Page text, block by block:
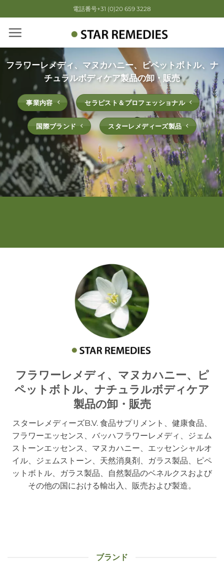
to
content
電話番号+31 (0)20 659 3228
フラワーレメディ、マヌカハニー、ピペットボトル、ナ
チュラルボディケア製品の卸・販売
事業内容 セラピスト＆プロフェッショナル
国際ブランド スターレメディーズ製品
フラワーレメディ、マヌカハニー、ピ
ペットボトル、ナチュラルボディケア
製品の卸・販売
スターレメディーズB.V. 食品サプリメント、健康食品、
フラワーエッセンス、バッハフラワーレメディ、ジェム
ストーンエッセンス、マヌカハニー、エッセンシャルオ
イル、ジェムストーン、天然消臭剤、ガラス製品、ピペ
ットボトル、ガラス製品、自然製品のベネルクスおよび
その他の国における輸出入、販売および製造。
ブランド